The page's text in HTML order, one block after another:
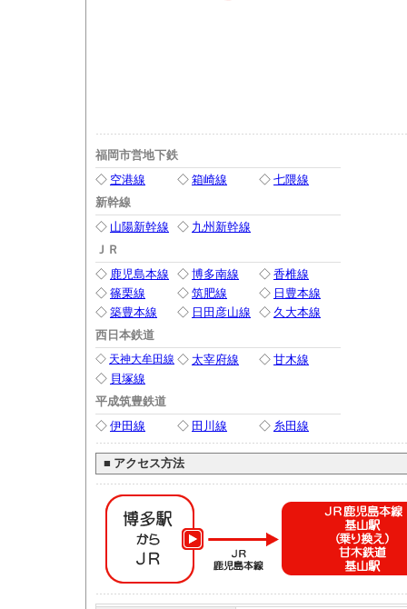
福岡市営地下鉄
◇ 空港線 ◇ 箱崎線 ◇ 七隈線
新幹線
◇ 山陽新幹線 ◇ 九州新幹線
ＪＲ
◇ 鹿児島本線 ◇ 博多南線 ◇ 香椎線
◇ 篠栗線 ◇ 筑肥線 ◇ 日豊本線
◇ 築豊本線 ◇ 日田彦山線 ◇ 久大本線
西日本鉄道
◇ 天神大牟田線 ◇ 太宰府線 ◇ 甘木線
◇ 貝塚線
平成筑豊鉄道
◇ 伊田線 ◇ 田川線 ◇ 糸田線
■ アクセス方法